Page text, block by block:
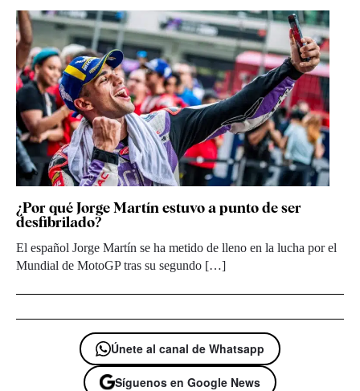
¿Por qué Jorge Martín estuvo a punto de ser
desfibrilado?
El español Jorge Martín se ha metido de lleno en la lucha por el
Mundial de MotoGP tras su segundo […]
Únete al canal de Whatsapp
Síguenos en Google News